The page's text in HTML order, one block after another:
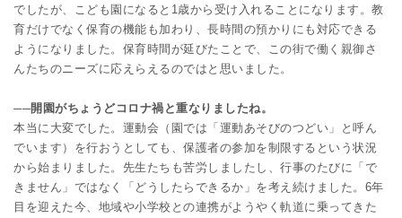
でしたが、こども園になると1歳から受け入れることになります。教
育だけでなく保育の機能も加わり、長時間の預かりにも対応できる
ようになりました。保育時間が延びたことで、この街で働く親御さ
んたちのニーズに応えらえるのではと思いました。
──開園がちょうどコロナ禍と重なりましたね。
本当に大変でした。運動会（園では「運動あそびのつどい」と呼ん
でいます）を行おうとしても、保護者の参加を制限するという状況
から始まりました。先生たちも苦労しましたし、行事のたびに「で
きません」ではなく「どうしたらできるか」を考え続けました。6年
目を迎えた今、地域や小学校との連携がようやく軌道に乗ってきた